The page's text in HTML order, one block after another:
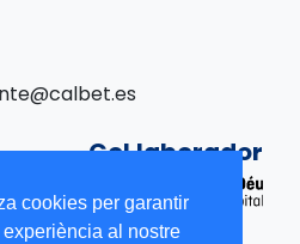
cookies per garantir
al nostre
Col·laborador